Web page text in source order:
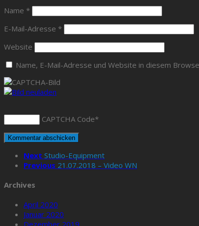
Name *
E-Mail-Adresse *
Website
Name, E-Mail-Adresse und Website in diesem
CAPTCHA Code*
Next Studio-Equipment
Previous 21.07.2018 – Video WN
Archives
April 2020
Januar 2020